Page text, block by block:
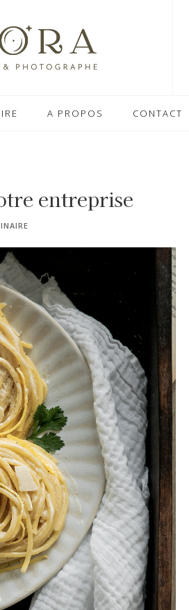
A PROPOS CONTACT
entreprise